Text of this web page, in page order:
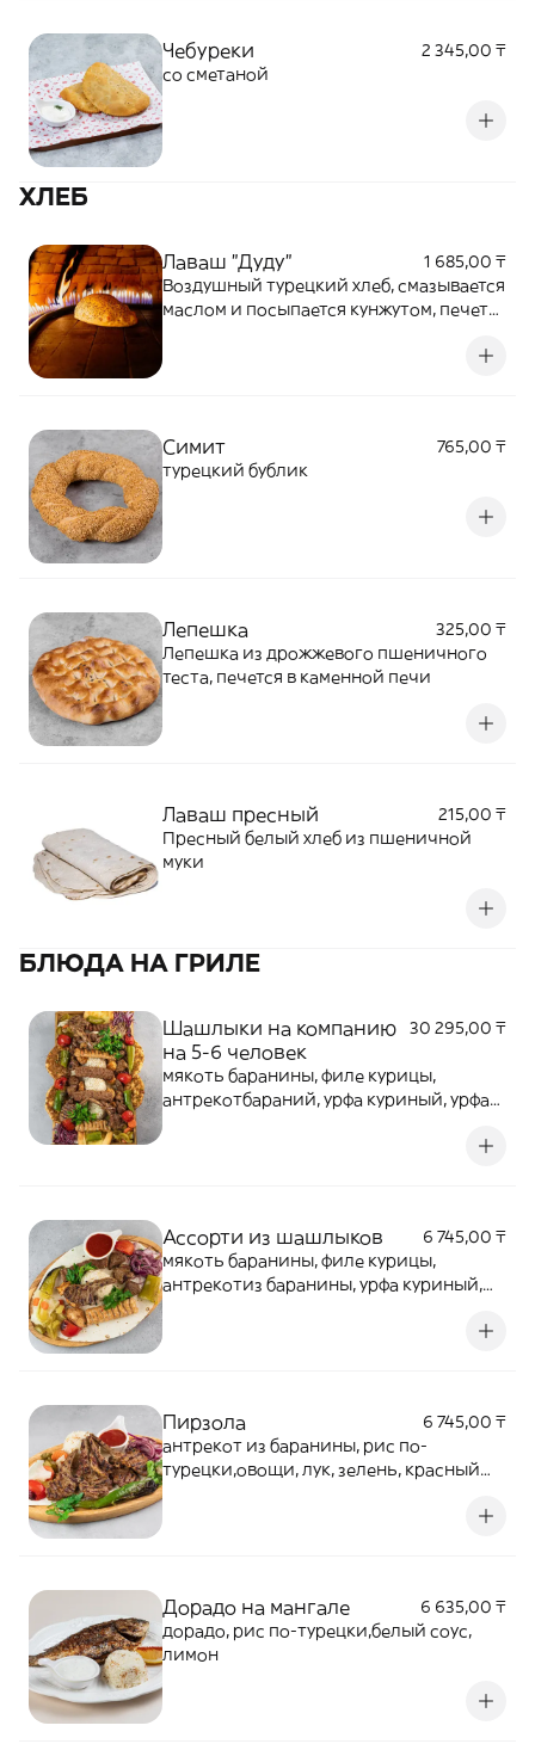
Чебуреки
2 345,00 ₸
со сметаной
ХЛЕБ
Лаваш "Дуду"
1 685,00 ₸
Воздушный турецкий хлеб, смазывается
маслом и посыпается кунжутом, печется
Симит
765,00 ₸
турецкий бублик
Лепешка
325,00 ₸
Лепешка из дрожжевого пшеничного
теста, печется в каменной печи
Лаваш пресный
215,00 ₸
Пресный белый хлеб из пшеничной
муки
БЛЮДА НА ГРИЛЕ
Шашлыки на компанию
на 5-6 человек
30 295,00 ₸
мякоть баранины, филе курицы,
антрекотбараний, урфа куриный, урфа
Ассорти из шашлыков
6 745,00 ₸
мякоть баранины, филе курицы,
антрекотиз баранины, урфа куриный,
Пирзола
6 745,00 ₸
антрекот из баранины, рис по-
турецки,овощи, лук, зелень, красный
Дорадо на мангале
6 635,00 ₸
дорадо, рис по-турецки,белый соус,
лимон